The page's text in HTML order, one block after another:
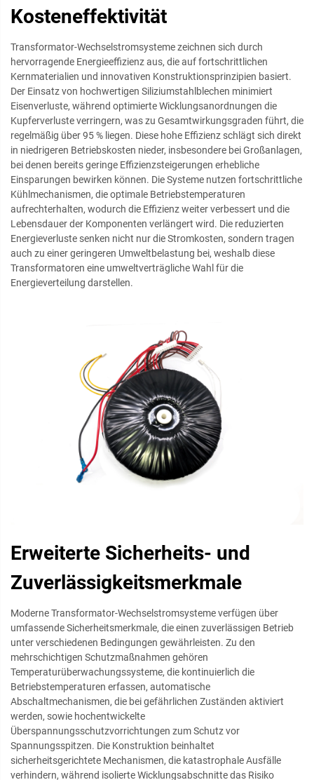
Kosteneffektivität
Transformator-Wechselstromsysteme zeichnen sich durch
hervorragende Energieeffizienz aus, die auf fortschrittlichen
Kernmaterialien und innovativen Konstruktionsprinzipien basiert.
Der Einsatz von hochwertigen Siliziumstahlblechen minimiert
Eisenverluste, während optimierte Wicklungsanordnungen die
Kupferverluste verringern, was zu Gesamtwirkungsgraden führt, die
regelmäßig über 95 % liegen. Diese hohe Effizienz schlägt sich direkt
in niedrigeren Betriebskosten nieder, insbesondere bei Großanlagen,
bei denen bereits geringe Effizienzsteigerungen erhebliche
Einsparungen bewirken können. Die Systeme nutzen fortschrittliche
Kühlmechanismen, die optimale Betriebstemperaturen
aufrechterhalten, wodurch die Effizienz weiter verbessert und die
Lebensdauer der Komponenten verlängert wird. Die reduzierten
Energieverluste senken nicht nur die Stromkosten, sondern tragen
auch zu einer geringeren Umweltbelastung bei, weshalb diese
Transformatoren eine umweltverträgliche Wahl für die
Energieverteilung darstellen.
Erweiterte Sicherheits- und
Zuverlässigkeitsmerkmale
Moderne Transformator-Wechselstromsysteme verfügen über
umfassende Sicherheitsmerkmale, die einen zuverlässigen Betrieb
unter verschiedenen Bedingungen gewährleisten. Zu den
mehrschichtigen Schutzmaßnahmen gehören
Temperaturüberwachungssysteme, die kontinuierlich die
Betriebstemperaturen erfassen, automatische
Abschaltmechanismen, die bei gefährlichen Zuständen aktiviert
werden, sowie hochentwickelte
Überspannungsschutzvorrichtungen zum Schutz vor
Spannungsspitzen. Die Konstruktion beinhaltet
sicherheitsgerichtete Mechanismen, die katastrophale Ausfälle
verhindern, während isolierte Wicklungsabschnitte das Risiko